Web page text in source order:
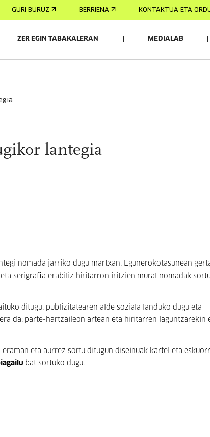
GURI BURUZ BERRIENA KONTAKTUA ETA
ZER EGIN TABAKALERAN MEDIALAB
lantegia
nomada jarriko dugu martxan. Egunerokotasunean
serigrafia erabiliz hiritarron iritzien mural nomadak
ditugu, publizitatearen alde soziala landuko dugu eta
da: parte-hartzaileon artean eta hiritarren laguntzarekin
eraman eta aurrez sortu ditugun diseinuak kartel eta
bat sortuko dugu.